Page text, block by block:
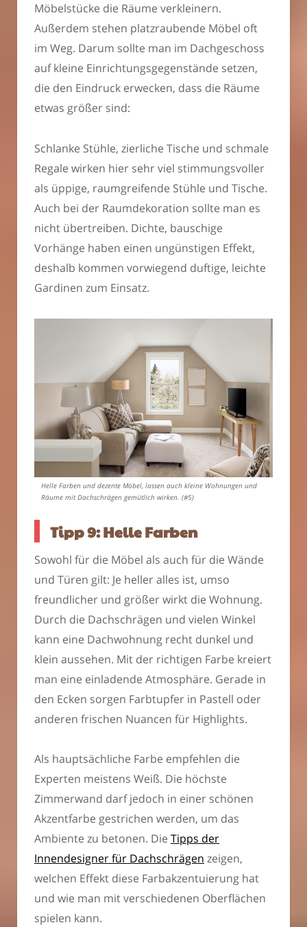
Möbelstücke die Räume verkleinern.
Außerdem stehen platzraubende Möbel oft
im Weg. Darum sollte man im Dachgeschoss
auf kleine Einrichtungsgegenstände setzen,
die den Eindruck erwecken, dass die Räume
etwas größer sind:
Schlanke Stühle, zierliche Tische und schmale
Regale wirken hier sehr viel stimmungsvoller
als üppige, raumgreifende Stühle und Tische.
Auch bei der Raumdekoration sollte man es
nicht übertreiben. Dichte, bauschige
Vorhänge haben einen ungünstigen Effekt,
deshalb kommen vorwiegend duftige, leichte
Gardinen zum Einsatz.
Helle Farben und dezente Möbel, lassen auch kleine Wohnungen und
Räume mit Dachschrägen gemütlich wirken. (#5)
Tipp 9: Helle Farben
Sowohl für die Möbel als auch für die Wände
und Türen gilt: Je heller alles ist, umso
freundlicher und größer wirkt die Wohnung.
Durch die Dachschrägen und vielen Winkel
kann eine Dachwohnung recht dunkel und
klein aussehen. Mit der richtigen Farbe kreiert
man eine einladende Atmosphäre. Gerade in
den Ecken sorgen Farbtupfer in Pastell oder
anderen frischen Nuancen für Highlights.
Als hauptsächliche Farbe empfehlen die
Experten meistens Weiß. Die höchste
Zimmerwand darf jedoch in einer schönen
Akzentfarbe gestrichen werden, um das
Ambiente zu betonen. Die Tipps der
Innendesigner für Dachschrägen zeigen,
welchen Effekt diese Farbakzentuierung hat
und wie man mit verschiedenen Oberflächen
spielen kann.